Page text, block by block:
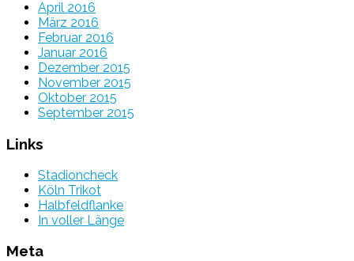
April 2016
März 2016
Februar 2016
Januar 2016
Dezember 2015
November 2015
Oktober 2015
September 2015
Links
Stadioncheck
Köln Trikot
Halbfeldflanke
In voller Länge
Meta